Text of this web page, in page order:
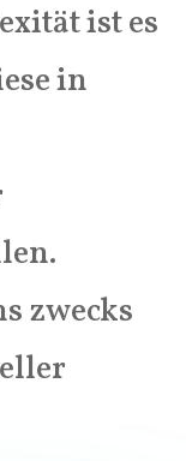
ist es
in
zwecks